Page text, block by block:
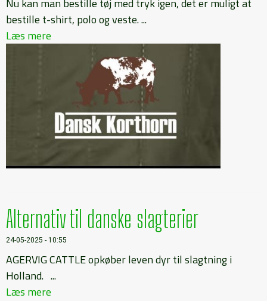
bestille t-shirt, polo og veste. ...
Læs mere
Alternativ til danske slagterier
24-05-2025 - 10:55
AGERVIG CATTLE opkøber leven dyr til slagtning i
Holland. ...
Læs mere